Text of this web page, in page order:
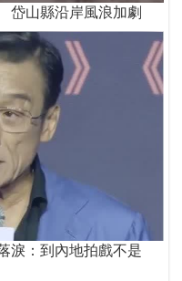
岱山縣沿岸風浪加劇
淚：到內地拍戲不是